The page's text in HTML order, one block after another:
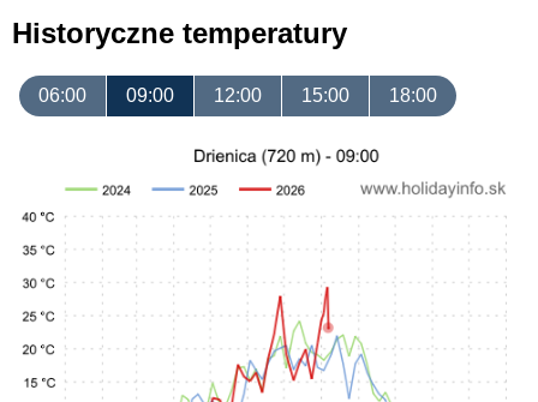
Historyczne temperatury
06:00 09:00 12:00 15:00 18:00